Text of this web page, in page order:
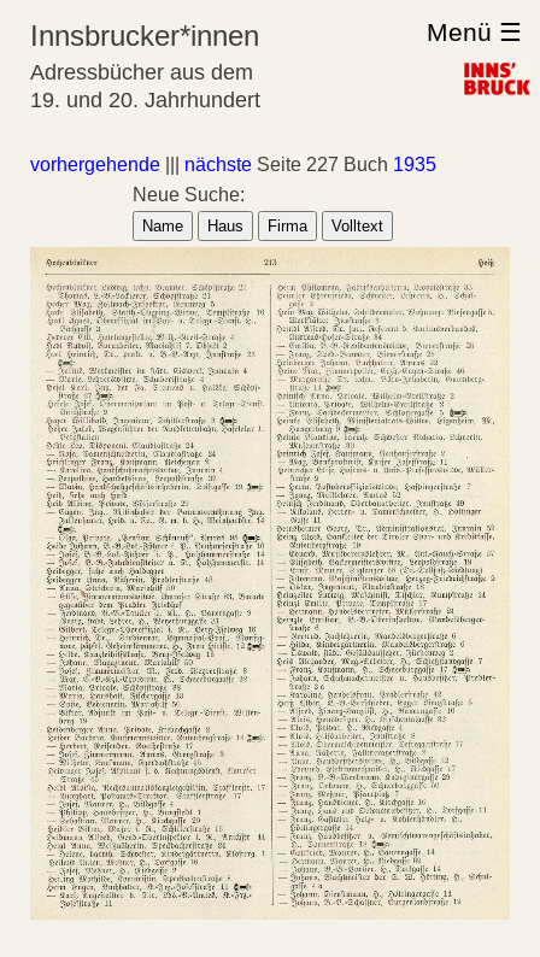
Innsbrucker*innen
Adressbücher aus dem
19. und 20. Jahrhundert
Menü ☰
vorhergehende nächste Seite 227 Buch 1935
Neue Suche:
Name Haus Firma Volltext